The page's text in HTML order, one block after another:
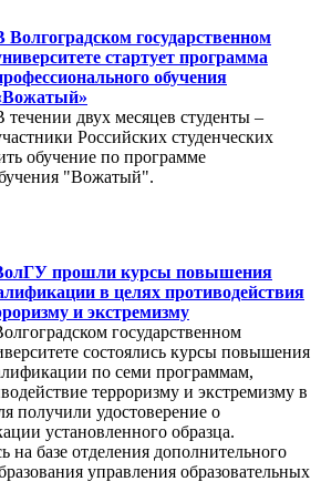
Волгоградском государственном
стартует программа
обучения
течении двух месяцев студенты –
Российских студенческих
обучение по программе
"Вожатый".
прошли курсы повышения
в целях противодействия
и экстремизму
государственном
состоялись курсы повышения
по семи программам,
терроризму и экстремизму в
получили удостоверение о
установленного образца.
на базе отделения дополнительного
управления образовательных